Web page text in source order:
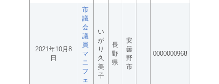
2021年10月8
日
市
議
会
議
員
マ
ニ
フ
ェ
い
が
り
久
美
子
長
野
県
安
曇
野
市
0000000968